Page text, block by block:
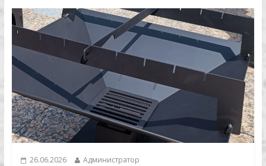
26.06.2026 Администратор